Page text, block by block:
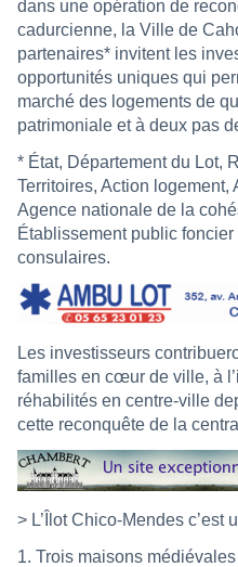
dans une opération de
cadurcienne, la Ville de
partenaires* invitent les
opportunités uniques qui
marché des logements de
patrimoniale et à deux pas
* État, Département du Lot,
Territoires, Action logement,
Agence nationale de la
Établissement public
consulaires.
Les investisseurs
familles en cœur de ville, à
réhabilités en centre-ville
cette reconquête de la
> L’Îlot Chico-Mendes c’est
1. Trois maisons